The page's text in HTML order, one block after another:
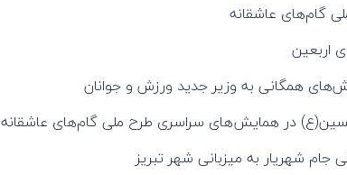
گام‌های عاشقانه
اربعین
همگانی به وزیر جدید ورزش و جوانان
در همایش‌های سراسری طرح ملی گام‌های عاشقانه
جام شهریار به میزبانی شهر تبریز